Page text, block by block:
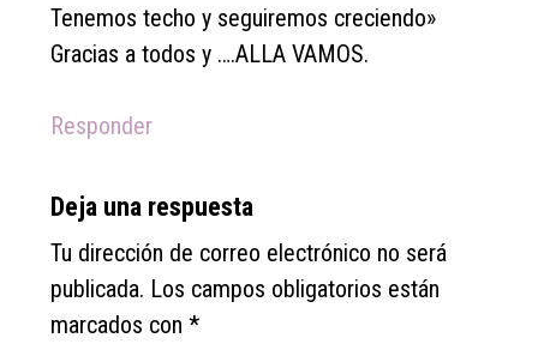
Tenemos techo y seguiremos creciendo»
Gracias a todos y ….ALLA VAMOS.
Responder
Deja una respuesta
Tu dirección de correo electrónico no será
publicada. Los campos obligatorios están
marcados con*